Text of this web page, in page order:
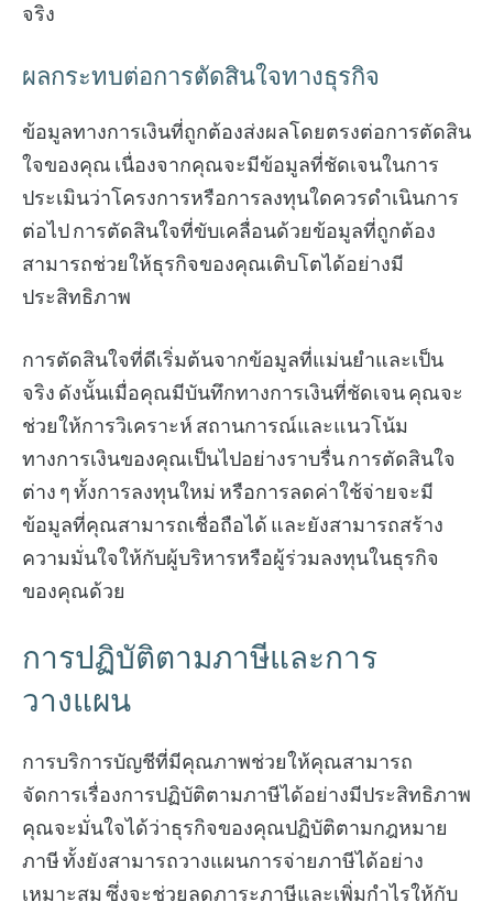
จริง
ผลกระทบต่อการตัดสินใจทางธุรกิจ
ข้อมูลทางการเงินที่ถูกต้องส่งผลโดยตรงต่อการตัดสิน
ใจของคุณ เนื่องจากคุณจะมีข้อมูลที่ชัดเจนในการ
ประเมินว่าโครงการหรือการลงทุนใดควรดำเนินการ
ต่อไป การตัดสินใจที่ขับเคลื่อนด้วยข้อมูลที่ถูกต้อง
สามารถช่วยให้ธุรกิจของคุณเติบโตได้อย่างมี
ประสิทธิภาพ
การตัดสินใจที่ดีเริ่มต้นจากข้อมูลที่แม่นยำและเป็น
จริง ดังนั้นเมื่อคุณมีบันทึกทางการเงินที่ชัดเจน คุณจะ
ช่วยให้การวิเคราะห์ สถานการณ์และแนวโน้ม
ทางการเงินของคุณเป็นไปอย่างราบรื่น การตัดสินใจ
ต่าง ๆ ทั้งการลงทุนใหม่ หรือการลดค่าใช้จ่ายจะมี
ข้อมูลที่คุณสามารถเชื่อถือได้ และยังสามารถสร้าง
ความมั่นใจให้กับผู้บริหารหรือผู้ร่วมลงทุนในธุรกิจ
ของคุณด้วย
การปฏิบัติตามภาษีและการ
วางแผน
การบริการบัญชีที่มีคุณภาพช่วยให้คุณสามารถ
จัดการเรื่องการปฏิบัติตามภาษีได้อย่างมีประสิทธิภาพ
คุณจะมั่นใจได้ว่าธุรกิจของคุณปฏิบัติตามกฎหมาย
ภาษี ทั้งยังสามารถวางแผนการจ่ายภาษีได้อย่าง
เหมาะสม ซึ่งจะช่วยลดภาระภาษีและเพิ่มกำไรให้กับ